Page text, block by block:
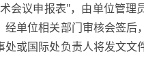
会议申报表"，由单位管理
单位相关部门审核会签后
或国际处负责人将发文文